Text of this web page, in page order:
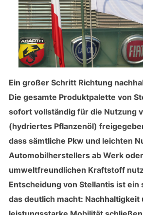
Ein großer Schritt Richtung
Die gesamte Produktpalette von
sofort vollständig für die Nutzung
(hydriertes Pflanzenöl)
dass sämtliche Pkw und leichten
Automobilherstellers ab Werk
umweltfreundlichen Kraftstoff
Entscheidung von Stellantis ist ein
das deutlich macht: Nachhaltigkeit